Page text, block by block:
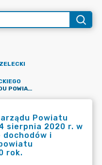
UCHWAŁA NR 219/2020 ZARZĄDU POWIATU ZGORZELECKIEGO Z DNIA 4 SIERPNIA 2020 R. W SPRAWIE ZMIAN W PLANIE DOCHODÓW I WYDATKÓW W BUDŻECIE POWIATU ZGORZELECKIEGO NA 2020 ROK.
Powiatu
sierpnia 2020 r. w
dochodów i
rok.